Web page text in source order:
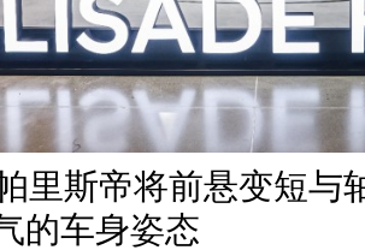
里斯帝将前悬变短与
的车身姿态